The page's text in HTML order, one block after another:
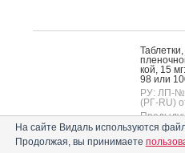
Ксарелто
кой, 15
98 или
РУ: ЛП-
(РГ-RU)
ЛП-
На сайте Видаль используются
Продолжая, вы принимаете